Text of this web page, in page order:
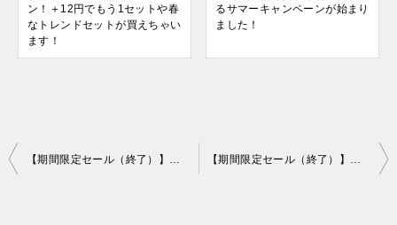
ン！＋12円でもう1セットや春
なトレンドセットが買えちゃい
ます！
るサマーキャンペーンが始まり
ました！
投
【期間限定セール（終了）】マルサンアイ「しみ込む豆乳・低糖質豆乳飲料・そいっち」それぞれ6本セットが1000円キャンペーン中！ 【期間限定セール（終了）】マルサンアイ豆乳の日キャンペーン！＋12円でもう1セットや春なトレンドセットが買えちゃいます！